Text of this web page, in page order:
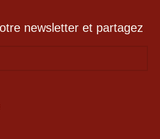
newsletter et partagez